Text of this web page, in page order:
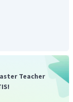
Teacher